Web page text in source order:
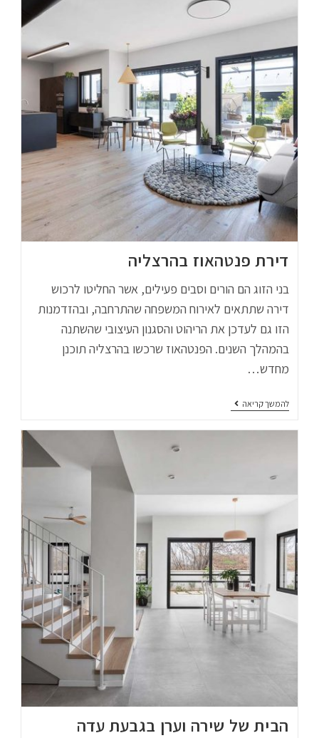
דירת פנטהאוז בהרצליה
בני הזוג הם הורים וסבים פעילים, אשר החליטו לרכוש
דירה שתתאים לאירוח המשפחה שהתרחבה, ובהזדמנות
הזו גם לעדכן את הריהוט והסגנון העיצובי שהשתנה
בהמהלך השנים. הפנטהאוז שרכשו בהרצליה תוכנן
מחדש…
להמשך קריאה
הבית של שירה וערן בגבעת עדה